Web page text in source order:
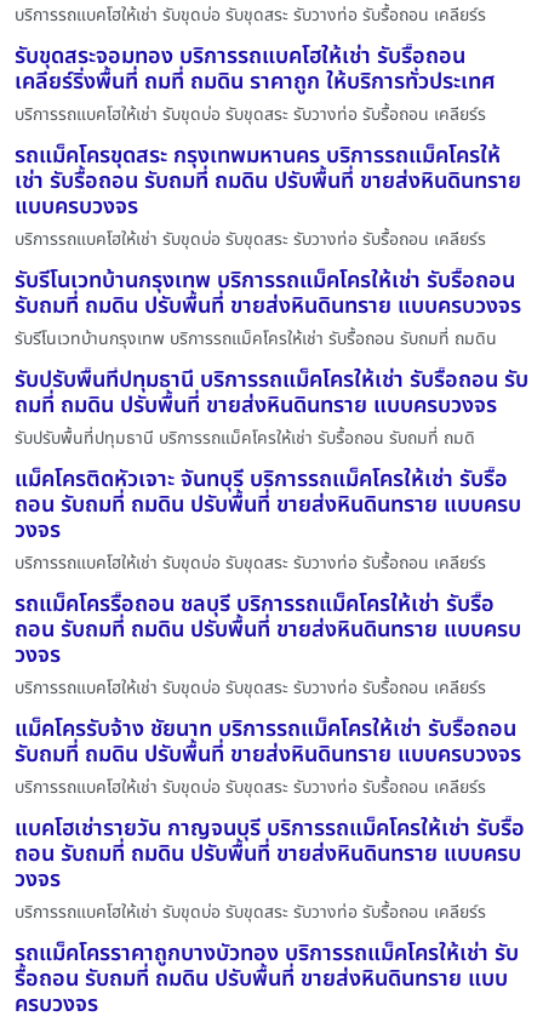
บริการรถแบคโฮให้เช่า รับขุดบ่อ รับขุดสระ รับวางท่อ รับรื้อถอน เคลียร์ร
รับขุดสระจอมทอง บริการรถแบคโฮให้เช่า รับรื้อถอน
เคลียร์ริ่งพื้นที่ ถมที่ ถมดิน ราคาถูก ให้บริการทั่วประเทศ
บริการรถแบคโฮให้เช่า รับขุดบ่อ รับขุดสระ รับวางท่อ รับรื้อถอน เคลียร์ร
รถแม็คโครขุดสระ กรุงเทพมหานคร บริการรถแม็คโครให้
เช่า รับรื้อถอน รับถมที่ ถมดิน ปรับพื้นที่ ขายส่งหินดินทราย
แบบครบวงจร
บริการรถแบคโฮให้เช่า รับขุดบ่อ รับขุดสระ รับวางท่อ รับรื้อถอน เคลียร์ร
รับรีโนเวทบ้านกรุงเทพ บริการรถแม็คโครให้เช่า รับรื้อถอน
รับถมที่ ถมดิน ปรับพื้นที่ ขายส่งหินดินทราย แบบครบวงจร
รับรีโนเวทบ้านกรุงเทพ บริการรถแม็คโครให้เช่า รับรื้อถอน รับถมที่ ถมดิน
รับปรับพื้นที่ปทุมธานี บริการรถแม็คโครให้เช่า รับรื้อถอน รับ
ถมที่ ถมดิน ปรับพื้นที่ ขายส่งหินดินทราย แบบครบวงจร
รับปรับพื้นที่ปทุมธานี บริการรถแม็คโครให้เช่า รับรื้อถอน รับถมที่ ถมดิ
แม็คโครติดหัวเจาะ จันทบุรี บริการรถแม็คโครให้เช่า รับรื้อ
ถอน รับถมที่ ถมดิน ปรับพื้นที่ ขายส่งหินดินทราย แบบครบ
วงจร
บริการรถแบคโฮให้เช่า รับขุดบ่อ รับขุดสระ รับวางท่อ รับรื้อถอน เคลียร์ร
รถแม็คโครรื้อถอน ชลบุรี บริการรถแม็คโครให้เช่า รับรื้อ
ถอน รับถมที่ ถมดิน ปรับพื้นที่ ขายส่งหินดินทราย แบบครบ
วงจร
บริการรถแบคโฮให้เช่า รับขุดบ่อ รับขุดสระ รับวางท่อ รับรื้อถอน เคลียร์ร
แม็คโครรับจ้าง ชัยนาท บริการรถแม็คโครให้เช่า รับรื้อถอน
รับถมที่ ถมดิน ปรับพื้นที่ ขายส่งหินดินทราย แบบครบวงจร
บริการรถแบคโฮให้เช่า รับขุดบ่อ รับขุดสระ รับวางท่อ รับรื้อถอน เคลียร์ร
แบคโฮเช่ารายวัน กาญจนบุรี บริการรถแม็คโครให้เช่า รับรื้อ
ถอน รับถมที่ ถมดิน ปรับพื้นที่ ขายส่งหินดินทราย แบบครบ
วงจร
บริการรถแบคโฮให้เช่า รับขุดบ่อ รับขุดสระ รับวางท่อ รับรื้อถอน เคลียร์ร
รถแม็คโครราคาถูกบางบัวทอง บริการรถแม็คโครให้เช่า รับ
รื้อถอน รับถมที่ ถมดิน ปรับพื้นที่ ขายส่งหินดินทราย แบบ
ครบวงจร